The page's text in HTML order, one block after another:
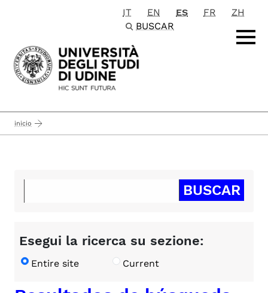
Passa al contenuto principale
IT EN ES FR
ZH
BUSCAR
inicio
Esegui la ricerca su sezione:
Entire site Current